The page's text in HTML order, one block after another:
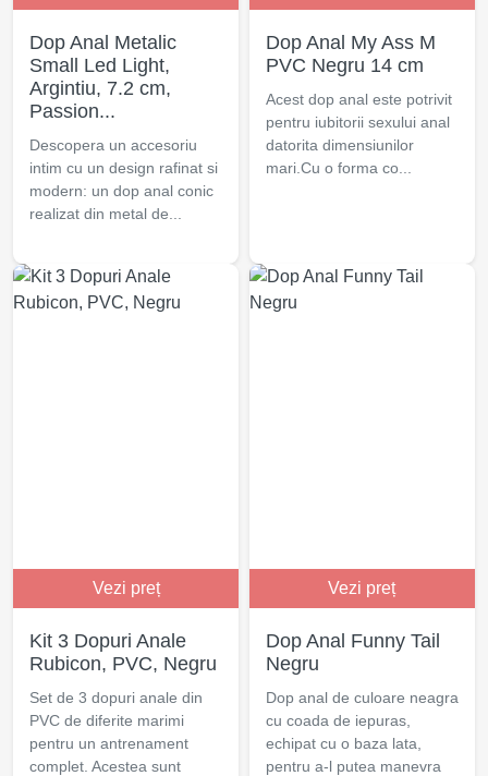
Dop Anal Metalic
Small Led Light,
Argintiu, 7.2 cm,
Passion...
Descopera un accesoriu
intim cu un design rafinat si
modern: un dop anal conic
realizat din metal de...
Dop Anal My Ass M
PVC Negru 14 cm
Acest dop anal este potrivit
pentru iubitorii sexului anal
datorita dimensiunilor
mari.Cu o forma co...
Vezi preț
Kit 3 Dopuri Anale
Rubicon, PVC, Negru
Set de 3 dopuri anale din
PVC de diferite marimi
pentru un antrenament
complet. Acestea sunt
Vezi preț
Dop Anal Funny Tail
Negru
Dop anal de culoare neagra
cu coada de iepuras,
echipat cu o baza lata,
pentru a-l putea manevra